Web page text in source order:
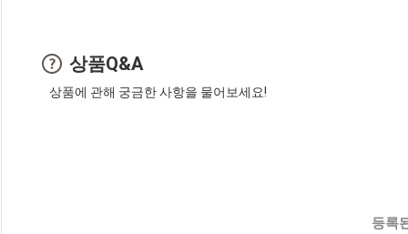
상품Q&A
상품에 관해 궁금한 사항을 물어보세요!
등록